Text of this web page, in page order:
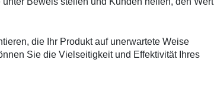
die Ihr Produkt auf unerwartete Weise
Sie die Vielseitigkeit und Effektivität Ihres